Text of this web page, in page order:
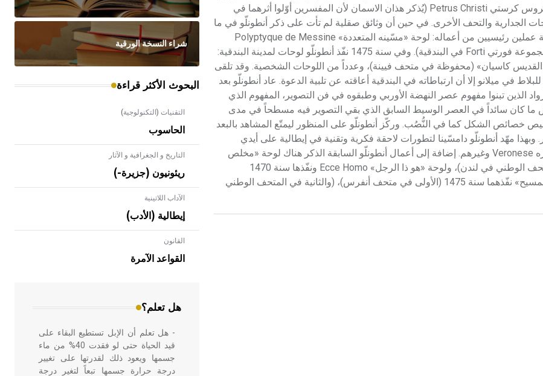
لنشاط فني امتلأت القصور فيها بلوحات المشاهير مثل فان إيك وبتروس كرستي Petrus Christi (يُذكر هذان الاسمان لأن المفسرين أوّلوا أثرهما في
الجدارية والتحف الأخرى. في حين أن وثائق صقلية لم تأت على ذكر أنطونلّو في ما
بين سنة 1460 وسنة 1472. وفي سنتي 1473- 1474 نفذ في مِسّينة عملين رئيسيين من أعماله: لوحة «مسّينه المتعددة» Polyptyque de Messine
ولوحة «البشارة» لقصر أكرِيده Palazolo Acreide (محفوظة في مجموعة فورتي Forti في البندقية). وفي سنة 1475 نفّذ أنطونلّو لوحات لمدينة البندقية:
كاسيان» (محفوظة في متحف فيينة)، وعدداً من اللوحات الشخصية. وقد تلقى
في ميلانو إلا أن ارتباطاته في البندقية أعاقته عن تلبية الدعوة. عاد أنطونلّو بعد
الذين تبنوا مفهوم عصر النهضة الأوربي وطبقوه في فن التصوير، المفهوم الذي
ما كان سائداً في العصر الوسيط السابق الذي بقي التصوير فيه مسطحاً في مدى
خصائص الشكل كما في النُّصُب. وركّز أنطونلّو على المنظور ليمتّع المشاهد بالبعد
مهّد أنطونلّو دامسّينا لتطورات لاحقة فكرية وتقنية في إيطالية على أيدي
عمالقة مجددين مثل تتسيانو Tiziano وتنتوريتو Tintoretto وفيرونيزه Veronese وغيرهم. إضافة إلى أعمال أنطونلّو السابقة الذكر هناك لوحة «مخلص
العالم» Salvatore Mundi التي نفّذها سنة 1465 (محفوظة في المتحف الوطني في لندن)، ولوحة «هو ذا الرجل» Ecce Homo ونفّذها سنة 1470
(محفوظة في متحف متروبوليتان في نيويورك)، ولوحتان «لصلب المسيح» نفّذهما سنة 1475 (الأولى في متحف أنفرس)، (والثانية في المتحف الوطني
شراء النسخة الورقية
البحوث الأكثر قراءة
التقنيات (التكنولوجية)
الحاسوب
التاريخ و الجغرافية و الآثار
ريئونيون (جزيرة-)
الآداب اللاتينية
إيطالية (الأدب)
القانون
القواعد الآمرة
هل تعلم؟
- هل تعلم أن الأبلق نوع من الفنون
الهندسية التي ارتبطت بالعمارة الإسلامية
في بلاد الشام ومصر خاصة، حيث يحرص
- هل تعلم أن الإبل تستطيع البقاء على
قيد الحياة حتى لو فقدت 40% من ماء
جسمها ويعود ذلك لقدرتها على تغيير
درجة حرارة جسمها تبعاً لتغير درجة